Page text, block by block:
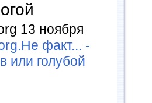
13 ноября
факт... -
или голубой